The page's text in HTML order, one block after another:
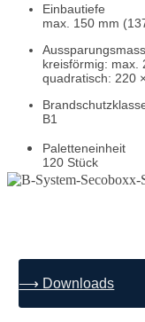
Einbautiefe
max. 150 mm
Aussparungsmass
kreisförmig: max.
quadratisch: 220
B1
Paletteneinheit
120 Stück
⟶ Downloads